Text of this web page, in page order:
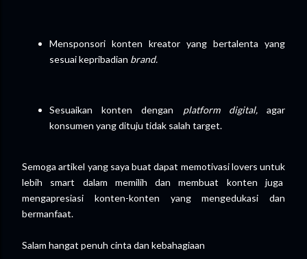
Mensponsori konten kreator yang bertalenta yang
sesuai kepribadian brand.
Sesuaikan konten dengan platform digital,agar
konsumen yang dituju tidak salah target.
Semoga artikel yang saya buat dapat memotivasi lovers untuk
lebih smart dalam memilih dan membuat konten juga
mengapresiasi konten-konten yang mengedukasi dan
bermanfaat.
Salam hangat penuh cinta dan kebahagiaan